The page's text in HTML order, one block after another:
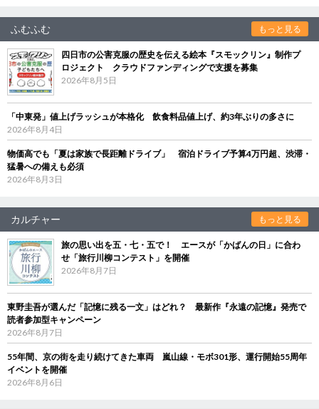
ふむふむ もっと見る
四日市の公害克服の歴史を伝える絵本『スモックリン』制作プ
ロジェクト クラウドファンディングで支援を募集
2026年8月5日
「中東発」値上げラッシュが本格化 飲食料品値上げ、約3年ぶりの多さに
2026年8月4日
物価高でも「夏は家族で長距離ドライブ」 宿泊ドライブ予算4万円超、渋滞・
猛暑への備えも必須
2026年8月3日
カルチャー もっと見る
旅の思い出を五・七・五で！ エースが「かばんの日」に合わ
せ「旅行川柳コンテスト」を開催
2026年8月7日
東野圭吾が選んだ「記憶に残る一文」はどれ？ 最新作『永遠の記憶』発売で
読者参加型キャンペーン
2026年8月7日
55年間、京の街を走り続けてきた車両 嵐山線・モボ301形、運行開始55周年
イベントを開催
2026年8月6日